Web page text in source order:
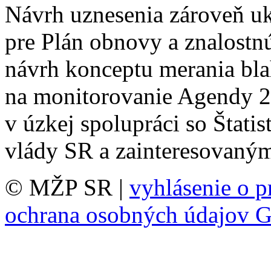
Návrh uznesenia zároveň
pre Plán obnovy a
návrh konceptu merania
na monitorovanie Agendy
v úzkej spolupráci so
vlády SR a
© MŽP SR | vyhlásenie o
ochrana osobných údajov